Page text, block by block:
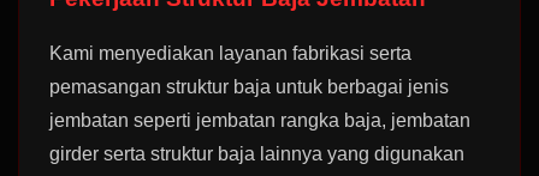
Kami menyediakan layanan fabrikasi serta
pemasangan struktur baja untuk berbagai jenis
jembatan seperti jembatan rangka baja, jembatan
girder serta struktur baja lainnya yang digunakan